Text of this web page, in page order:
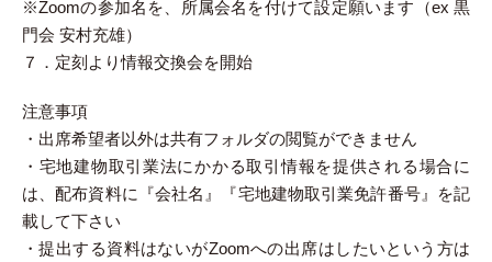
※Zoomの参加名を、所属会名を付けて設定願います（ex 黒
門会 安村充雄）
７．定刻より情報交換会を開始
注意事項
・出席希望者以外は共有フォルダの閲覧ができません
・宅地建物取引業法にかかる取引情報を提供される場合に
は、配布資料に『会社名』『宅地建物取引業免許番号』を記
載して下さい
・提出する資料はないがZoomへの出席はしたいという方は